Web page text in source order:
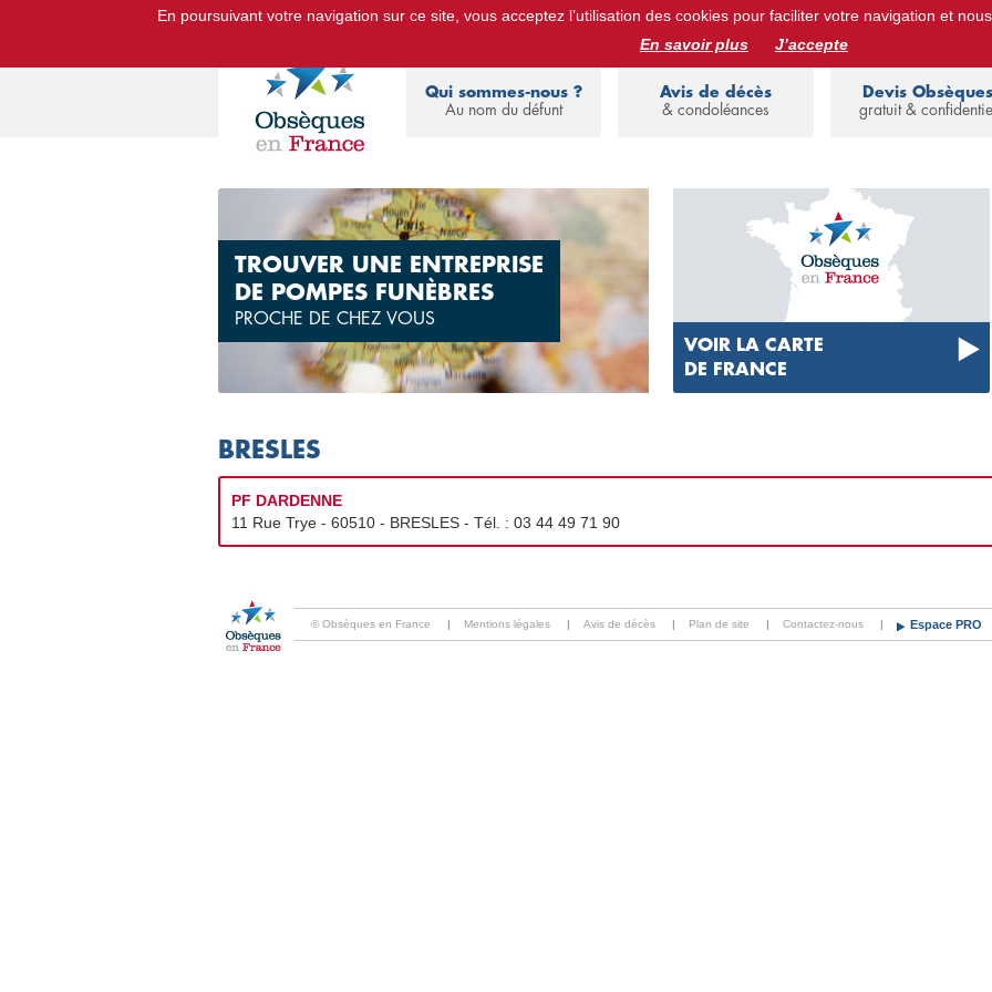
Le Portail d'Informations Obsèques :devis obsèques, assurance obsèques, avis de décès, annuaire de
Qui sommes-nous ?
Au nom du défunt
Avis de décès
& condoléances
Devis Obsèques
gratuit & confidentiel
TROUVER UNE ENTREPRISE
DE POMPES FUNÈBRES
PROCHE DE CHEZ VOUS
VOIR LA CARTE
DE FRANCE
BRESLES
PF DARDENNE
11 Rue Trye - 60510 - BRESLES - Tél. : 03 44 49 71 90
© Obsèques en France | Mentions légales | Avis de décès | Plan de site | Contactez-nous | Espace PRO
En poursuivant votre navigation sur ce site, vous acceptez l’utilisation des cookies pour faciliter votre navigation et
En savoir plus
J’accepte